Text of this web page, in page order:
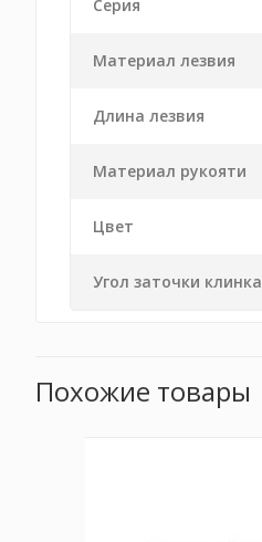
Серия
Материал лезвия
Длина лезвия
Материал рукояти
Цвет
Угол заточки клинка
Похожие товары